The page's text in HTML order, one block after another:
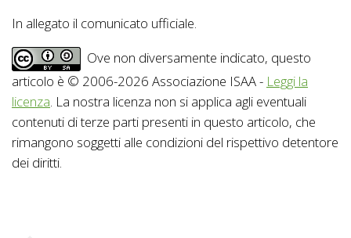
In allegato il comunicato ufficiale.
Ove non diversamente indicato, questo
articolo è © 2006-2026 Associazione ISAA - Leggi la
licenza . La nostra licenza non si applica agli eventuali
contenuti di terze parti presenti in questo articolo, che
rimangono soggetti alle condizioni del rispettivo detentore
dei diritti.